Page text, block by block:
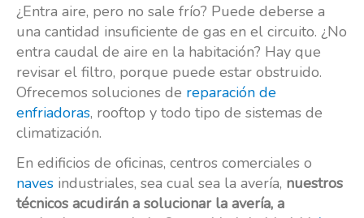
¿Entra aire, pero no sale frío? Puede deberse a
una cantidad insuficiente de gas en el circuito. ¿No
entra caudal de aire en la habitación? Hay que
revisar el filtro, porque puede estar obstruido.
Ofrecemos soluciones de reparación de
enfriadoras, rooftop y todo tipo de sistemas de
climatización.
En edificios de oficinas, centros comerciales o
naves industriales, sea cual sea la avería, nuestros
técnicos acudirán a solucionar la avería, a